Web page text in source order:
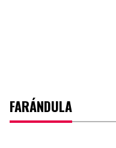
FARÁNDULA